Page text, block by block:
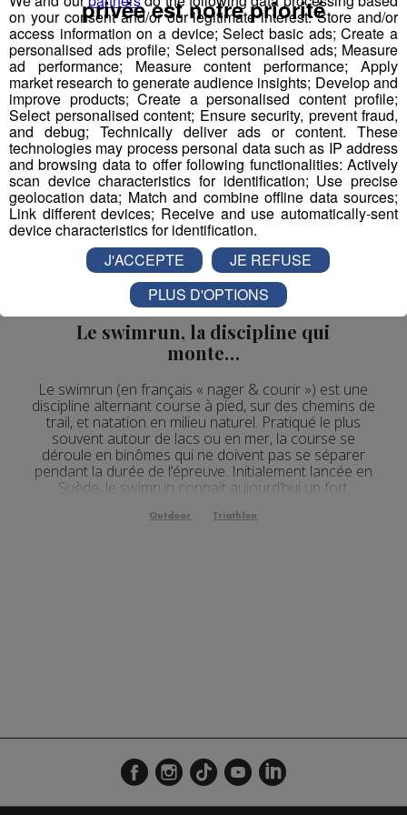
course difficile mais fabuleuse fais...
Le Magazine Outdoor Triathlon
Le swimrun, la discipline qui
monte…
Le swimrun (en français « nager & courir ») est une
discipline alternant course à pied, sur des chemins de
trail, et natation en milieu naturel. Pratiqué le plus
souvent autour de lacs ou en mer, la course se
déroule en binômes qui ne doivent pas se séparer
pendant la durée de l’épreuve. Initialement lancée en
Suède, le swimrun connait aujourd’hui un fort
Outdoor Triathlon
on your consent and/or our legitimate interest: Store and/or
access information on a device; Select basic ads; Create a
personalised ads profile; Select personalised ads; Measure
ad performance; Measure content performance; Apply
market research to generate audience insights; Develop and
improve products; Create a personalised content profile;
Select personalised content; Ensure security, prevent fraud,
and debug; Technically deliver ads or content. These
technologies may process personal data such as IP address
and browsing data to offer following functionalities: Actively
scan device characteristics for identification; Use precise
geolocation data; Match and combine offline data sources;
Link different devices; Receive and use automatically-sent
device characteristics for identification.
privée est notre priorité
J'ACCEPTE
JE REFUSE
PLUS D'OPTIONS